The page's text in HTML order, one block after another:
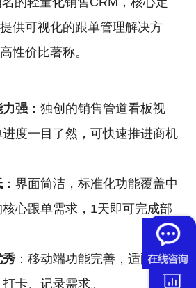
供可视化的跟单管理解决方
性价比著称。
力强 ：独创的销售管道看板视
进度一目了然，可快速推进商机
：界面简洁，标准化功能覆盖中
心跟单需求，1天即可完成部
秀 ：移动端功能完善，适配外勤
卡、记录需求。